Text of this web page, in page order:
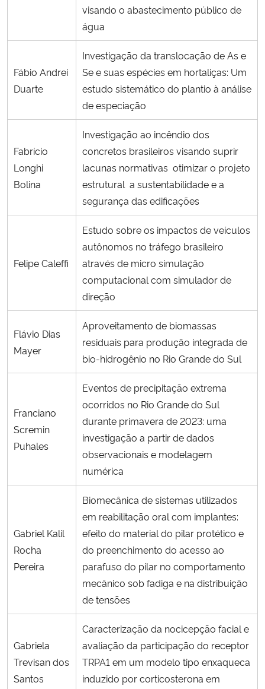
visando o abastecimento público de
água
Fábio Andrei
Duarte
Investigação da translocação de As e
Se e suas espécies em hortaliças: Um
estudo sistemático do plantio à análise
de especiação
Fabrício
Longhi
Bolina
Investigação ao incêndio dos
concretos brasileiros visando suprir
lacunas normativas otimizar o projeto
estrutural a sustentabilidade e a
segurança das edificações
Felipe Caleffi
Estudo sobre os impactos de veículos
autônomos no tráfego brasileiro
através de micro simulação
computacional com simulador de
direção
Flávio Dias
Mayer
Aproveitamento de biomassas
residuais para produção integrada de
bio-hidrogênio no Rio Grande do Sul
Franciano
Scremin
Puhales
Eventos de precipitação extrema
ocorridos no Rio Grande do Sul
durante primavera de 2023: uma
investigação a partir de dados
observacionais e modelagem
numérica
Gabriel Kalil
Rocha
Pereira
Biomecânica de sistemas utilizados
em reabilitação oral com implantes:
efeito do material do pilar protético e
do preenchimento do acesso ao
parafuso do pilar no comportamento
mecânico sob fadiga e na distribuição
de tensões
Gabriela
Trevisan dos
Santos
Caracterização da nocicepção facial e
avaliação da participação do receptor
TRPA1 em um modelo tipo enxaqueca
induzido por corticosterona em